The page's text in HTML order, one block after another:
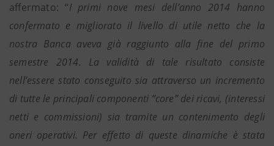
affermato: “I primi nove mesi dell’anno 2014 hanno
confermato e migliorato il livello di utile netto che la
nostra Banca aveva già raggiunto alla fine del primo
semestre 2014. La validità di tale risultato consiste
nell’essere stato conseguito sia attraverso un incremento
di tutte le principali componenti “core” dei ricavi, (interessi
netti e commissioni) sia tramite un contenimento degli
oneri operativi. Per effetto di queste dinamiche è stata